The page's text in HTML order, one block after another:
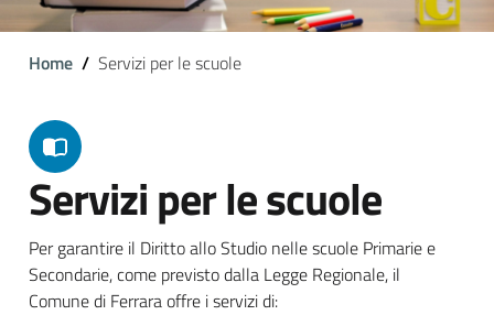
Home Servizi per le scuole
Servizi per le scuole
Per garantire il Diritto allo Studio nelle scuole Primarie e
Secondarie, come previsto dalla Legge Regionale, il
Comune di Ferrara offre i servizi di: